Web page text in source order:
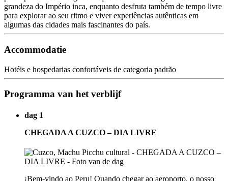
grandeza do Império inca, enquanto desfruta também de tempo livre
para explorar ao seu ritmo e viver experiências autênticas em
algumas das cidades mais fascinantes do país.
Accommodatie
Hotéis e hospedarias confortáveis de categoria padrão
Programma van het verblijf
dag 1
CHEGADA A CUZCO – DIA LIVRE
¡Bem-vindo ao Peru! Quando chegar ao aeroporto, o nosso